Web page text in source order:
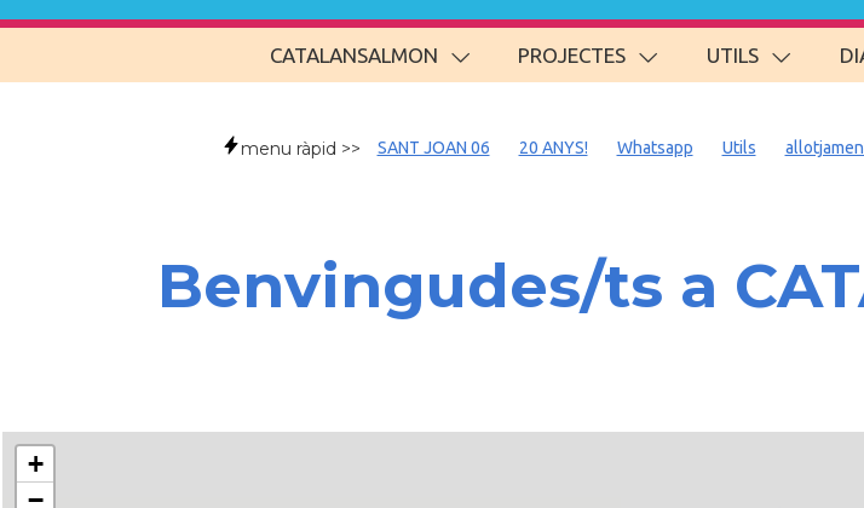
CATALANSALMON PROJECTES UTILS
menu ràpid >> SANT JOAN 06 20 ANYS! Whatsapp Utils
Benvingudes/ts a
+
−